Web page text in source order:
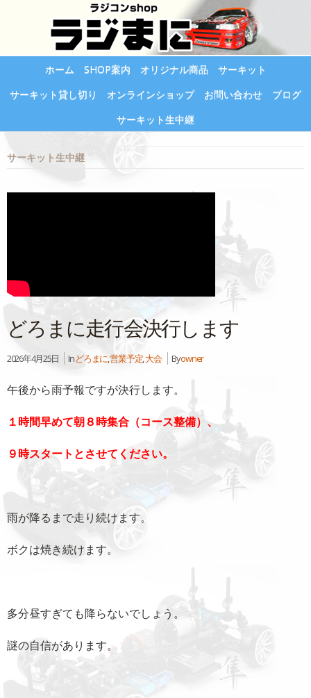
ホーム SHOP案内 オリジナル商品
サーキット
サーキット貸し切り
オンラインショップ お問い合わせ
ブログ
サーキット生中継
サーキット生中継
どろまに走行会決行します
2026年4月25日 Inどろまに,営業予定,大会 Byowner
午後から雨予報ですが決行します。
１時間早めて朝８時集合（コース整備）、
９時スタートとさせてください。
雨が降るまで走り続けます。
ボクは焼き続けます。
多分昼すぎても降らないでしょう。
謎の自信があります。